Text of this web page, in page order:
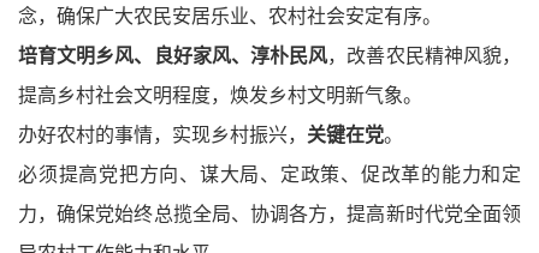
念，确保广大农民安居乐业、农村社会安定有序。
培育文明乡风、良好家风、淳朴民风，改善农民精神风貌，
提高乡村社会文明程度，焕发乡村文明新气象。
办好农村的事情，实现乡村振兴， 关键在党。
必须提高党把方向、谋大局、定政策、促改革的能力和定
力，确保党始终总揽全局、协调各方，提高新时代党全面领